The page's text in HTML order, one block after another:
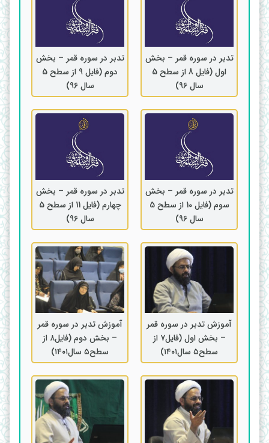
تدبر در سوره قمر – بخش
اول (فایل 8 از سطح 5
سال 96)
تدبر در سوره قمر – بخش
دوم (فایل 9 از سطح 5
سال 96)
تدبر در سوره قمر – بخش
سوم (فایل 10 از سطح 5
سال 96)
تدبر در سوره قمر – بخش
چهارم (فایل 11 از سطح 5
سال 96)
آموزش تدبر در سوره قمر
– بخش اول (فایل۷ از
سطح۵ سال۱۴۰۱)
آموزش تدبر در سوره قمر
– بخش دوم (فایل۸ از
سطح۵ سال۱۴۰۱)